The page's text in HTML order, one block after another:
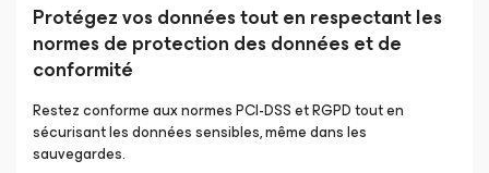
Protégez vos données tout en respectant les
normes de protection des données et de
conformité
Restez conforme aux normes PCI-DSS et RGPD tout en
sécurisant les données sensibles, même dans les
sauvegardes.